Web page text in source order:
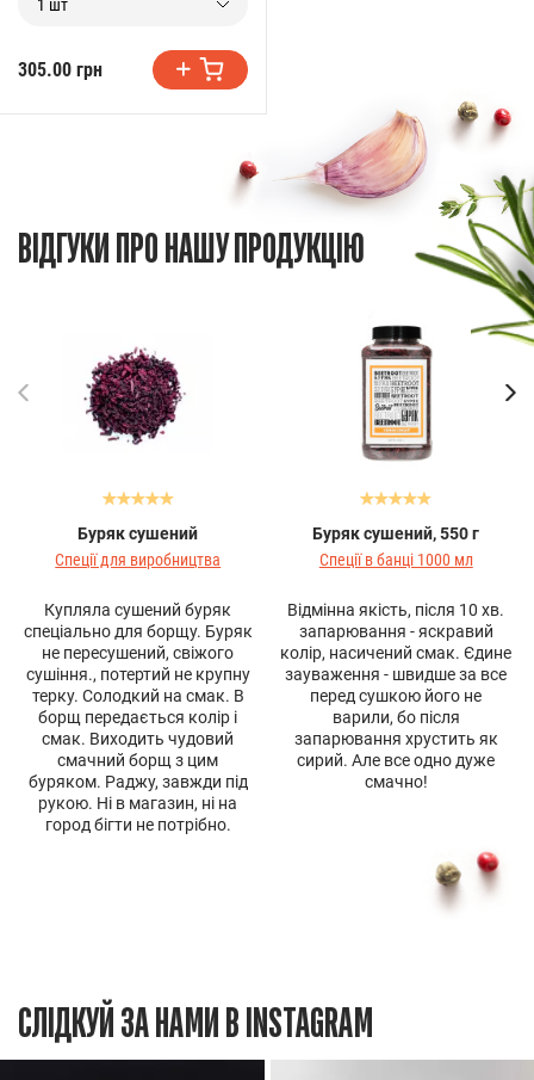
1 шт
305.00 грн
ВІДГУКИ ПРО НАШУ ПРОДУКЦІЮ
Буряк сушений
Спеції для виробництва
Купляла сушений буряк
спеціально для борщу. Буряк
не пересушений, свіжого
сушіння., потертий не крупну
терку. Солодкий на смак. В
борщ передається колір і
смак. Виходить чудовий
смачний борщ з цим
буряком. Раджу, завжди під
рукою. Ні в магазин, ні на
город бігти не потрібно.
Буряк сушений, 550 г
Спеції в банці 1000 мл
Відмінна якість, після 10 хв.
запарювання - яскравий
колір, насичений смак. Єдине
зауваження - швидше за все
перед сушкою його не
варили, бо після
запарювання хрустить як
сирий. Але все одно дуже
смачно!
СЛІДКУЙ ЗА НАМИ В INSTAGRAM